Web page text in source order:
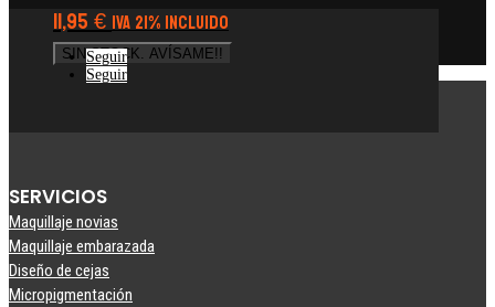
11,95€IVA 21% Incluido
SIN STOCK. AVÍSAME!!
Seguir
Seguir
SERVICIOS
Maquillaje novias
Maquillaje embarazada
Diseño de cejas
Micropigmentación